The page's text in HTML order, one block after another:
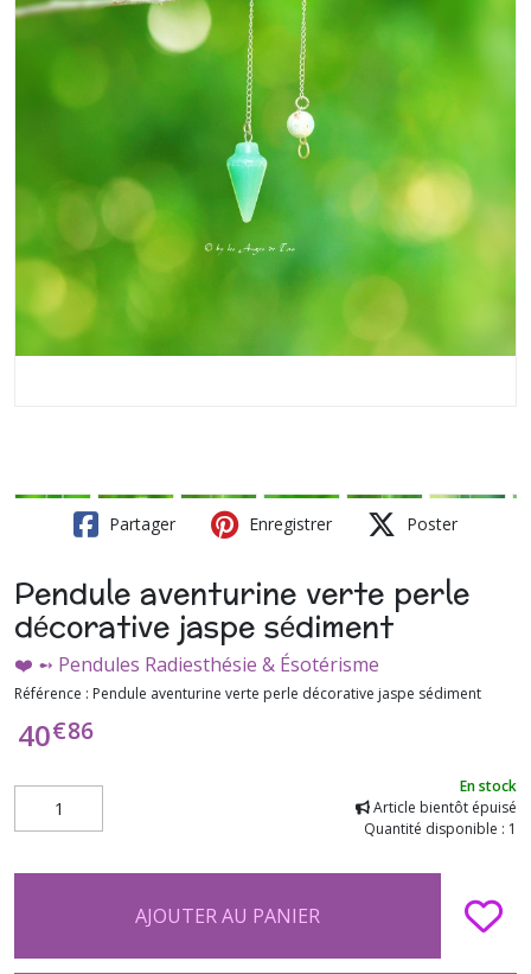
Partager Enregistrer Poster
Pendule aventurine verte perle
décorative jaspe sédiment
❤️ ➻ Pendules Radiesthésie & Ésotérisme
Référence : Pendule aventurine verte perle décorative jaspe sédiment
40€86
En stock
Article bientôt épuisé
Quantité disponible : 1
AJOUTER AU PANIER